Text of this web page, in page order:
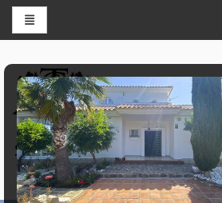
CONSERJERÍA Y
THE GRAND
Servicios turísticos de lujo
España